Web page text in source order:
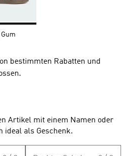
bestimmten Rabatten und
Artikel mit einem Namen oder
ideal als Geschenk.